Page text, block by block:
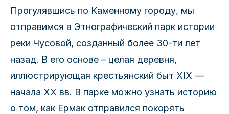
Прогулявшись по Каменному городу, мы
отправимся в Этнографический парк истории
реки Чусовой, созданный более 30-ти лет
назад. В его основе – целая деревня,
иллюстрирующая крестьянский быт XIX —
начала XX вв. В парке можно узнать историю
о том, как Ермак отправился покорять